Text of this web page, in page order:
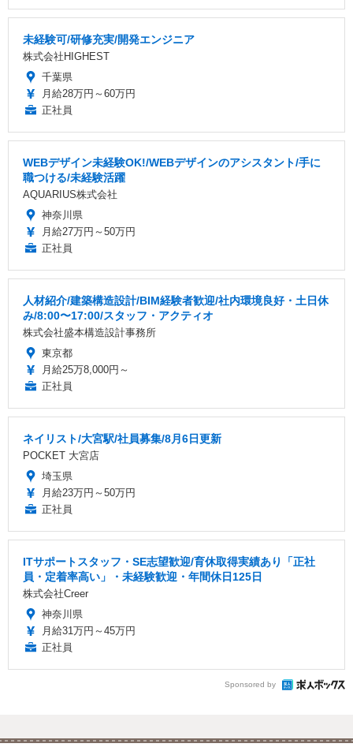
未経験可/研修充実/開発エンジニア
株式会社HIGHEST
千葉県
月給28万円～60万円
正社員
WEBデザイン未経験OK!/WEBデザインのアシスタント/手に
職つける/未経験活躍
AQUARIUS株式会社
神奈川県
月給27万円～50万円
正社員
人材紹介/建築構造設計/BIM経験者歓迎/社内環境良好・土日休
み/8:00〜17:00/スタッフ・アクティオ
株式会社盛本構造設計事務所
東京都
月給25万8,000円～
正社員
ネイリスト/大宮駅/社員募集/8月6日更新
POCKET 大宮店
埼玉県
月給23万円～50万円
正社員
ITサポートスタッフ・SE志望歓迎/育休取得実績あり「正社
員・定着率高い」・未経験歓迎・年間休日125日
株式会社Creer
神奈川県
月給31万円～45万円
正社員
Sponsored by